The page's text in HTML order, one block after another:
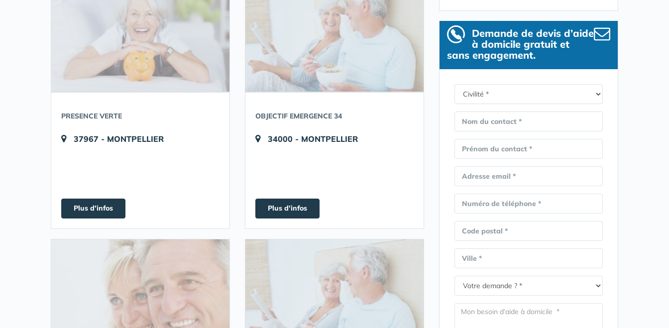
PRESENCE VERTE
37967 - MONTPELLIER
Plus d'infos
OBJECTIF EMERGENCE 34
34000 - MONTPELLIER
Plus d'infos
Demande de devis d’aide
à domicile gratuit et
sans engagement.
Nom du contact *
Prénom du contact *
Adresse email *
Numéro de téléphone *
Code postal *
Ville *